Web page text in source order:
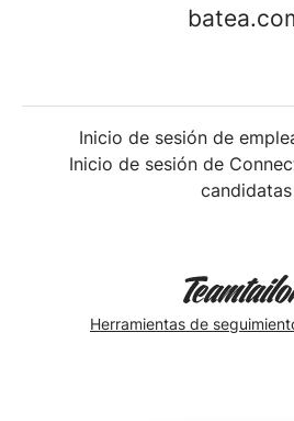
Inicio de sesión de
Inicio de sesión de
candidatas
Herramientas de